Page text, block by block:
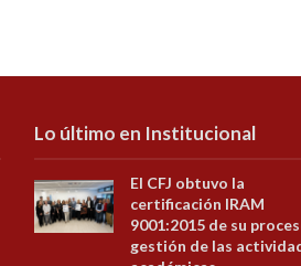
Lo último en Institucional
El CFJ obtuvo la
certificación IRAM
9001:2015 de su
gestión de las